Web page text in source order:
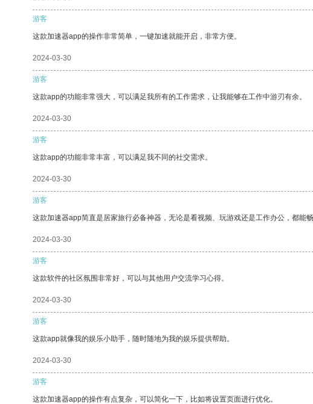
游客
这款加速器app的操作非常简单，一键加速就能开启，非常方便。
2024-03-30
游客
这款app的功能非常强大，可以满足我所有的工作需求，让我能够在工作中游刃有余。
2024-03-30
游客
这款app的功能非常丰富，可以满足我不同的社交需求。
2024-03-30
游客
这款加速器app简直是居家旅行必备神器，无论是看视频、玩游戏还是工作办公，都能
2024-03-30
游客
这款软件的社区氛围非常好，可以与其他用户交流学习心得。
2024-03-30
游客
这款app就像我的娱乐小助手，随时随地为我的娱乐提供帮助。
2024-03-30
游客
这款加速器app的操作有点复杂，可以简化一下，比如将设置页面进行优化。